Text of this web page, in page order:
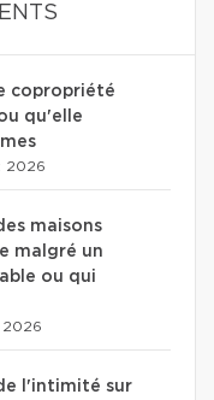
copropriété
qu'elle
2026
maisons
malgré un
ou qui
2026
l'intimité sur